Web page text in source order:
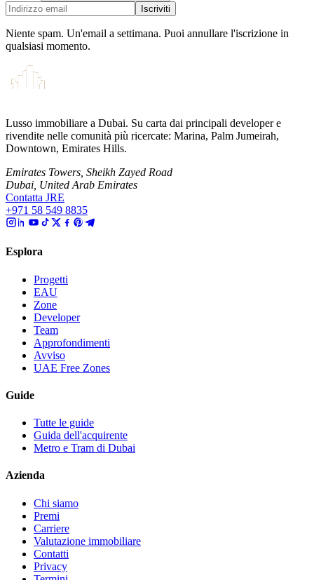
Iscriviti
Niente spam. Un'email a settimana. Puoi annullare l'iscrizione in
qualsiasi momento.
Lusso immobiliare a Dubai. Su carta dai principali developer e
rivendite nelle comunità più ricercate: Marina, Palm Jumeirah,
Downtown, Emirates Hills.
Emirates Towers, Sheikh Zayed Road
Dubai, United Arab Emirates
Contatta JRE
+971 58 549 8835
Esplora
Progetti
EAU
Zone
Developer
Team
Approfondimenti
Avviso
UAE Free Zones
Guide
Tutte le guide
Guida dell'acquirente
Metro e Tram di Dubai
Azienda
Chi siamo
Premi
Carriere
Valutazione immobiliare
Contatti
Privacy